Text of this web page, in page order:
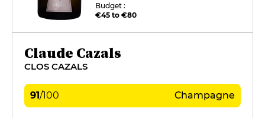
Budget :
€45 to €80
Claude Cazals
CLOS CAZALS
91/100 Champagne